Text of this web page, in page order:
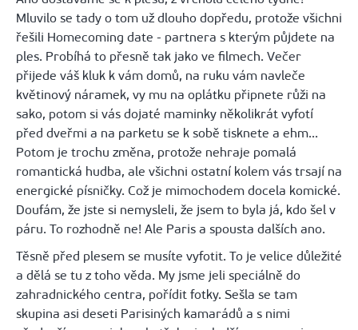
Mluvilo se tady o tom už dlouho dopředu, protože všichni
řešili Homecoming date - partnera s kterým půjdete na
ples. Probíhá to přesně tak jako ve filmech. Večer
přijede váš kluk k vám domů, na ruku vám navleče
květinový náramek, vy mu na oplátku připnete růži na
sako, potom si vás dojaté maminky několikrát vyfotí
před dveřmi a na parketu se k sobě tisknete a ehm...
Potom je trochu změna, protože nehraje pomalá
romantická hudba, ale všichni ostatní kolem vás trsají na
energické písničky. Což je mimochodem docela komické.
Doufám, že jste si nemysleli, že jsem to byla já, kdo šel v
páru. To rozhodně ne! Ale Paris a spousta dalších ano.
Těsně před plesem se musíte vyfotit. To je velice důležité
a dělá se tu z toho věda. My jsme jeli speciálně do
zahradnického centra, pořídit fotky. Sešla se tam
skupina asi deseti Parisiných kamarádů a s nimi